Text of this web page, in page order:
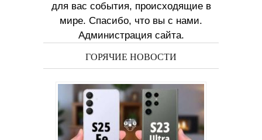
для вас события, происходящие в
мире. Спасибо, что вы с нами.
Администрация сайта.
ГОРЯЧИЕ НОВОСТИ